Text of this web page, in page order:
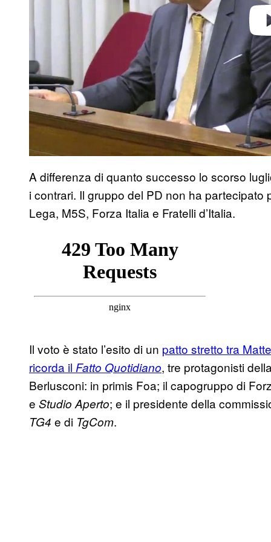
A differenza di quanto successo lo scorso
i contrari. Il gruppo del PD non ha
Lega, M5S, Forza Italia e Fratelli d’Italia.
Il voto è stato l’esito di un patto stretto tra
ricorda il Fatto Quotidiano, tre protagonisti
Berlusconi: in primis Foa; il capogruppo di
e Studio Aperto; e il presidente della
TG4 e di TgCom.